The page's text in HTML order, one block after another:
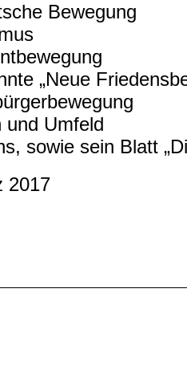
Bewegung
„Neue
und Umfeld
sowie sein Blatt
2017